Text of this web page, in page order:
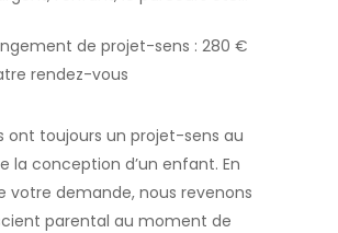
de projet-sens : 280 €
rendez-vous
ont toujours un projet-sens au
la conception d’un enfant. En
votre demande, nous revenons
parental au moment de